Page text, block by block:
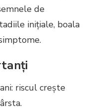
de
inițiale, boala
riscul crește